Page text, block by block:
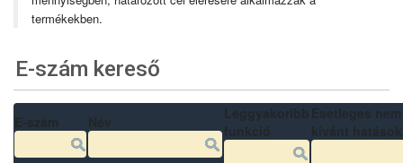
termékekben.
E-szám kereső